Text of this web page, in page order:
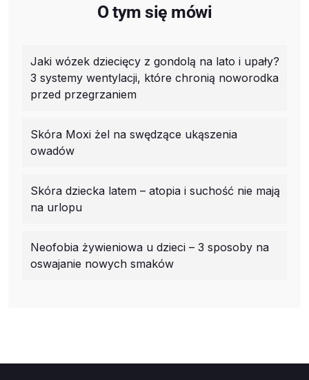
O tym się mówi
Jaki wózek dziecięcy z gondolą na lato i upały?
3 systemy wentylacji, które chronią noworodka
przed przegrzaniem
Skóra Moxi żel na swędzące ukąszenia
owadów
Skóra dziecka latem – atopia i suchość nie mają
na urlopu
Neofobia żywieniowa u dzieci – 3 sposoby na
oswajanie nowych smaków